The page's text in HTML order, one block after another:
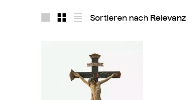
Layout 1Layout 2Layout 3Sortieren nach